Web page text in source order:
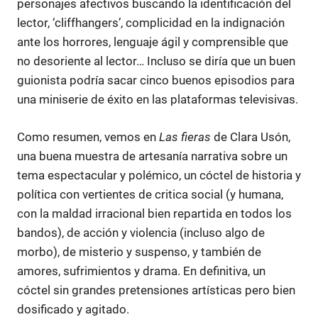
personajes afectivos buscando la identificación del
lector, ‘cliffhangers’, complicidad en la indignación
ante los horrores, lenguaje ágil y comprensible que
no desoriente al lector… Incluso se diría que un buen
guionista podría sacar cinco buenos episodios para
una miniserie de éxito en las plataformas televisivas.
Como resumen, vemos en Las fieras de Clara Usón,
una buena muestra de artesanía narrativa sobre un
tema espectacular y polémico, un cóctel de historia y
política con vertientes de critica social (y humana,
con la maldad irracional bien repartida en todos los
bandos), de acción y violencia (incluso algo de
morbo), de misterio y suspenso, y también de
amores, sufrimientos y drama. En definitiva, un
cóctel sin grandes pretensiones artísticas pero bien
dosificado y agitado.